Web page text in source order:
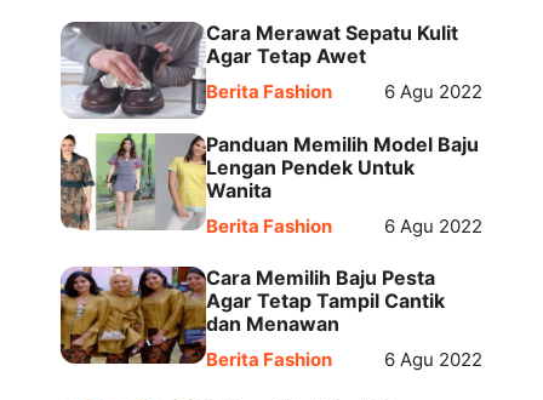
Cara Merawat Sepatu Kulit
Agar Tetap Awet
Berita Fashion 6 Agu 2022
Panduan Memilih Model Baju
Lengan Pendek Untuk
Wanita
Berita Fashion 6 Agu 2022
Cara Memilih Baju Pesta
Agar Tetap Tampil Cantik
dan Menawan
Berita Fashion 6 Agu 2022